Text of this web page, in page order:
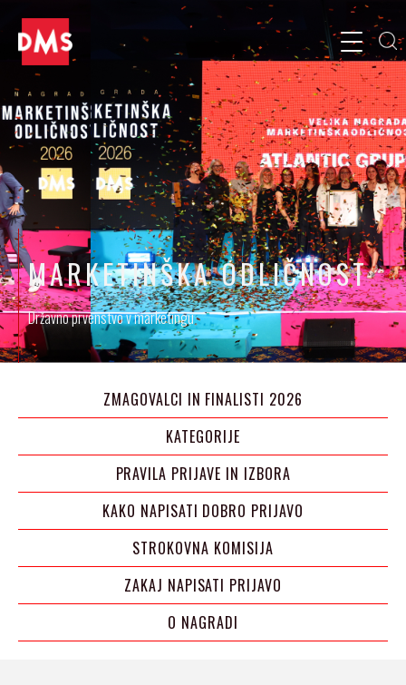
MARKETINŠKA ODLIČNOST
Državno prvenstvo v marketingu
ZMAGOVALCI IN FINALISTI 2026
KATEGORIJE
PRAVILA PRIJAVE IN IZBORA
KAKO NAPISATI DOBRO PRIJAVO
STROKOVNA KOMISIJA
ZAKAJ NAPISATI PRIJAVO
O NAGRADI